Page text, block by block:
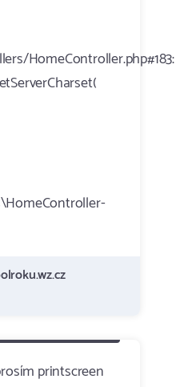
HomeController.php#183:
printscreen